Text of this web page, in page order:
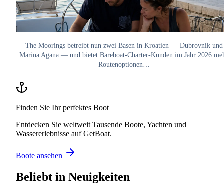
The Moorings betreibt nun zwei Basen in Kroatien — Dubrovnik und
Marina Agana — und bietet Bareboat-Charter-Kunden im Jahr 2026
Routenoptionen…
Finden Sie Ihr perfektes Boot
Entdecken Sie weltweit Tausende Boote, Yachten und
Wassererlebnisse auf GetBoat.
Boote ansehen
Beliebt in Neuigkeiten